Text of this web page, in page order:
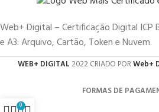
Web+ Digital – Certificação Digital ICP
e A3: Arquivo, Cartão, Token e Nuvem.
WEB+ DIGITAL 2022 CRIADO PORWeb+
FORMAS DE
0